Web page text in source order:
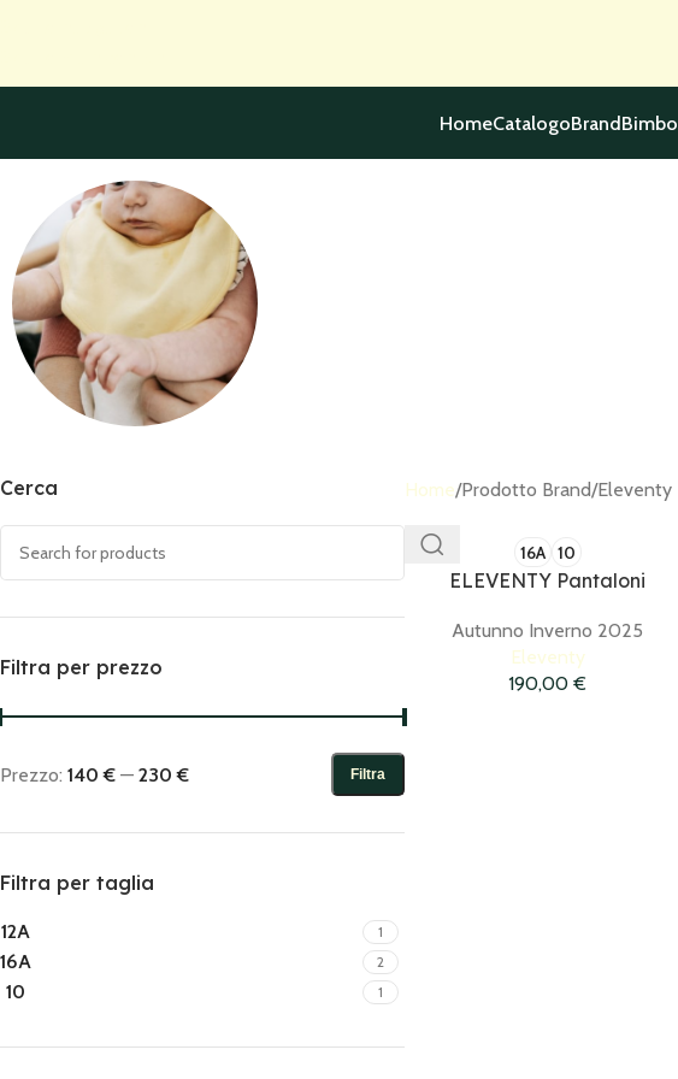
HomeCatalogoBrandBimbo
Cerca
Filtra per prezzo
Filtra
Prezzo: 140 € — 230 €
Filtra per taglia
12A 1
16A 2
10 1
Home Prodotto Brand Eleventy
16A 10
ELEVENTY Pantaloni
Autunno Inverno 2025
Eleventy
190,00 €